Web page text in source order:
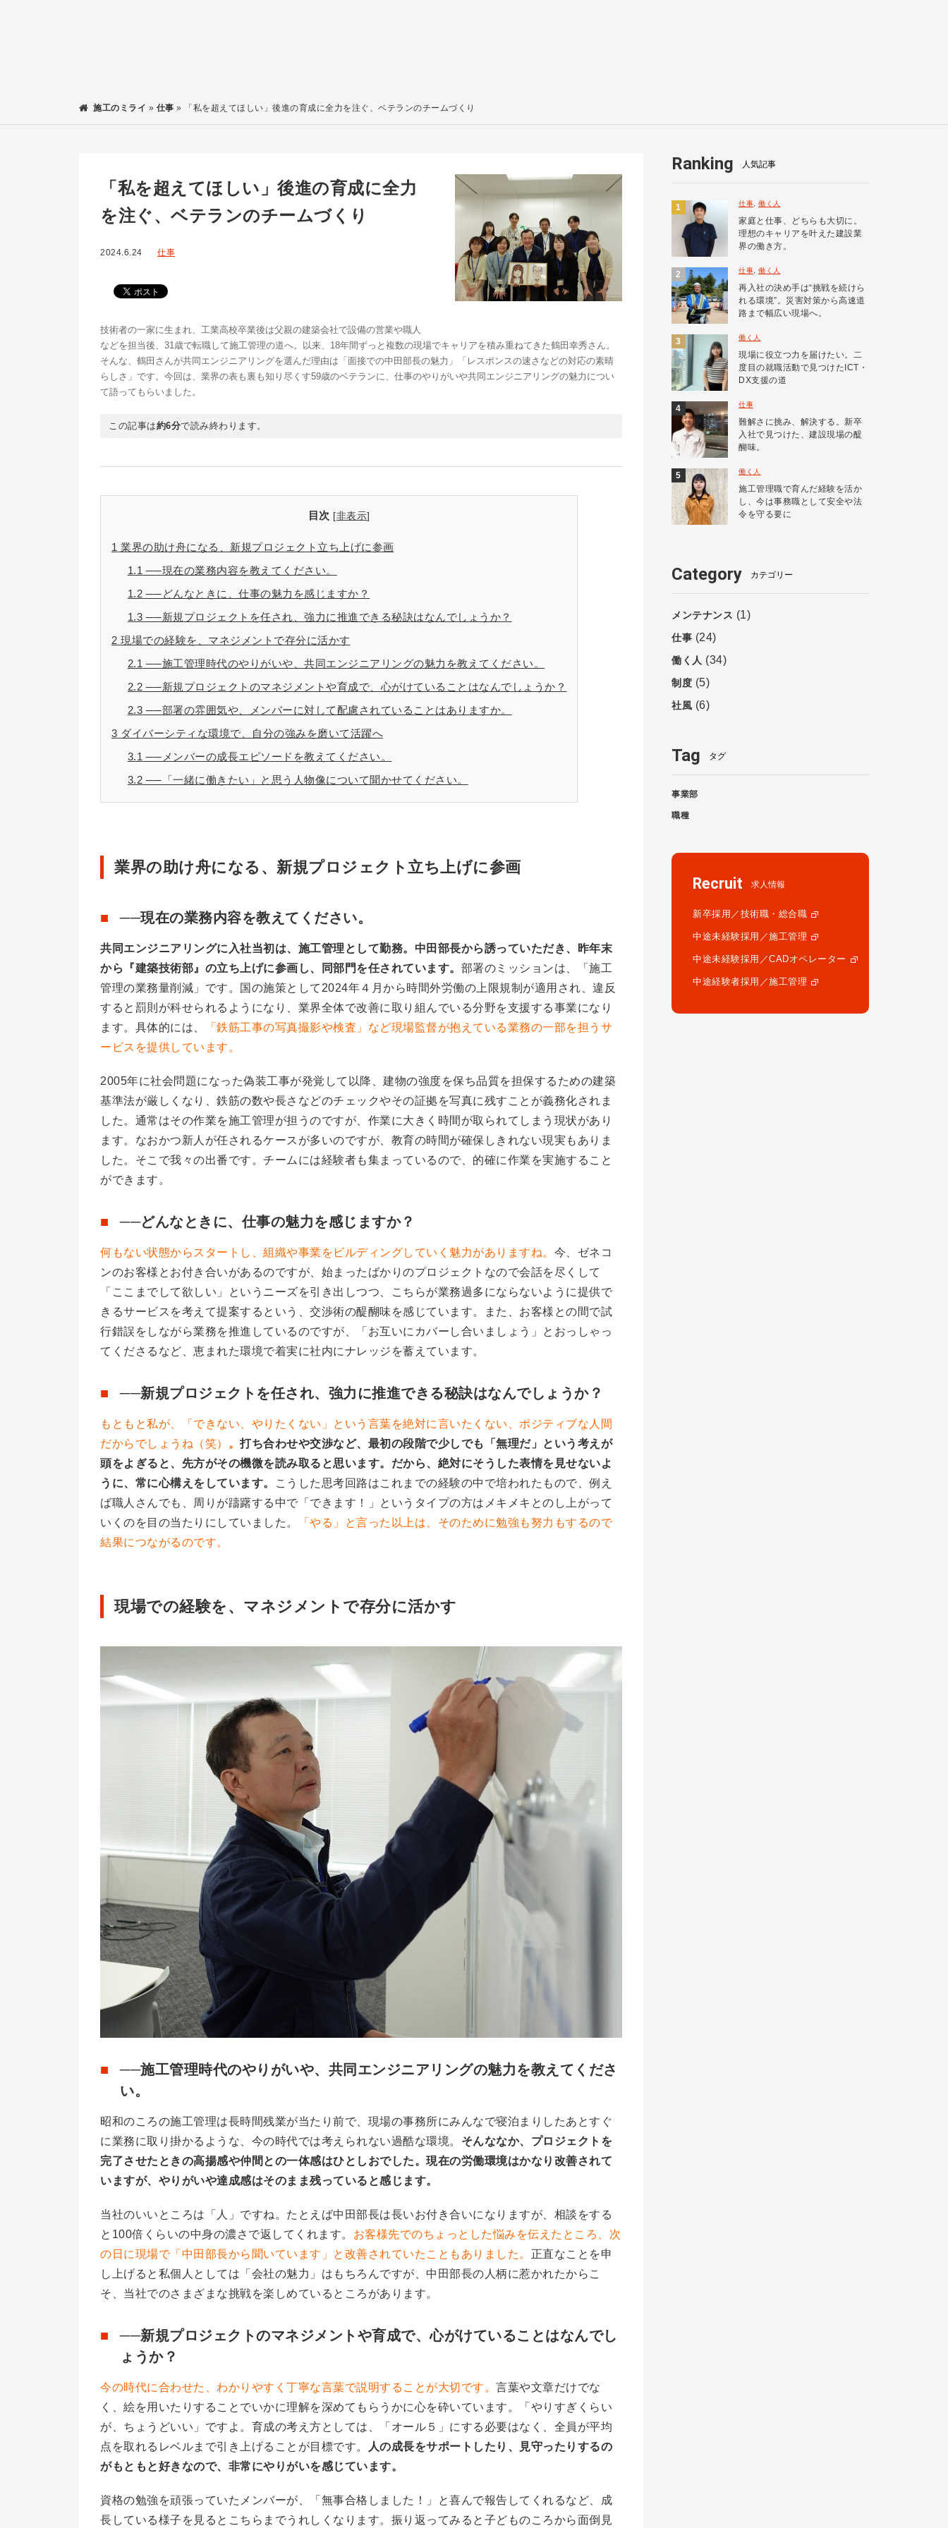
施工のミライ » 仕事 » 「私を超えてほしい」後進の育成に全力を注ぐ、ベテランのチームづくり
「私を超えてほしい」後進の育成に全力
を注ぐ、ベテランのチームづくり
2024.6.24 仕事
技術者の一家に生まれ、工業高校卒業後は父親の建築会社で設備の営業や職人
などを担当後、31歳で転職して施工管理の道へ。以来、18年間ずっと複数の現場でキャリアを積み重ねてきた鶴田幸秀さん。
そんな、鶴田さんが共同エンジニアリングを選んだ理由は「面接での中田部長の魅力」「レスポンスの速さなどの対応の素晴
らしさ」です。今回は、業界の表も裏も知り尽くす59歳のベテランに、仕事のやりがいや共同エンジニアリングの魅力につい
て語ってもらいました。
この記事は約6分で読み終わります。
目次 [非表示]
1 業界の助け舟になる、新規プロジェクト立ち上げに参画
1.1 ──現在の業務内容を教えてください。
1.2 ──どんなときに、仕事の魅力を感じますか？
1.3 ──新規プロジェクトを任され、強力に推進できる秘訣はなんでしょうか？
2 現場での経験を、マネジメントで存分に活かす
2.1 ──施工管理時代のやりがいや、共同エンジニアリングの魅力を教えてください。
2.2 ──新規プロジェクトのマネジメントや育成で、心がけていることはなんでしょうか？
2.3 ──部署の雰囲気や、メンバーに対して配慮されていることはありますか。
3 ダイバーシティな環境で、自分の強みを磨いて活躍へ
3.1 ──メンバーの成長エピソードを教えてください。
3.2 ──「一緒に働きたい」と思う人物像について聞かせてください。
業界の助け舟になる、新規プロジェクト立ち上げに参画
──現在の業務内容を教えてください。
共同エンジニアリングに入社当初は、施工管理として勤務。中田部長から誘っていただき、昨年末
から『建築技術部』の立ち上げに参画し、同部門を任されています。 部署のミッションは、「施工
管理の業務量削減」です。国の施策として2024年４月から時間外労働の上限規制が適用され、違反
すると罰則が科せられるようになり、業界全体で改善に取り組んでいる分野を支援する事業になり
ます。具体的には、
「鉄筋工事の写真撮影や検査」など現場監督が抱えている業務の一部を担うサ
ービスを提供しています。
2005年に社会問題になった偽装工事が発覚して以降、建物の強度を保ち品質を担保するための建築
基準法が厳しくなり、鉄筋の数や長さなどのチェックやその証拠を写真に残すことが義務化されま
した。通常はその作業を施工管理が担うのですが、作業に大きく時間が取られてしまう現状があり
ます。なおかつ新人が任されるケースが多いのですが、教育の時間が確保しきれない現実もありま
した。そこで我々の出番です。チームには経験者も集まっているので、的確に作業を実施すること
ができます。
──どんなときに、仕事の魅力を感じますか？
何もない状態からスタートし、組織や事業をビルディングしていく魅力がありますね。 今、ゼネコ
ンのお客様とお付き合いがあるのですが、始まったばかりのプロジェクトなので会話を尽くして
「ここまでして欲しい」というニーズを引き出しつつ、こちらが業務過多にならないように提供で
きるサービスを考えて提案するという、交渉術の醍醐味を感じています。また、お客様との間で試
行錯誤をしながら業務を推進しているのですが、「お互いにカバーし合いましょう」とおっしゃっ
てくださるなど、恵まれた環境で着実に社内にナレッジを蓄えています。
──新規プロジェクトを任され、強力に推進できる秘訣はなんでしょうか？
もともと私が、「できない、やりたくない」という言葉を絶対に言いたくない、ポジティブな人間
だからでしょうね（笑） 。 打ち合わせや交渉など、最初の段階で少しでも「無理だ」という考えが
頭をよぎると、先方がその機微を読み取ると思います。だから、絶対にそうした表情を見せないよ
うに、常に心構えをしています。
こうした思考回路はこれまでの経験の中で培われたもので、例え
ば職人さんでも、周りが躊躇する中で「できます！」というタイプの方はメキメキとのし上がって
いくのを目の当たりにしていました。
「やる」と言った以上は、そのために勉強も努力もするので
結果につながるのです。
現場での経験を、マネジメントで存分に活かす
──施工管理時代のやりがいや、共同エンジニアリングの魅力を教えてくださ
い。
昭和のころの施工管理は長時間残業が当たり前で、現場の事務所にみんなで寝泊まりしたあとすぐ
に業務に取り掛かるような、今の時代では考えられない過酷な環境。 そんななか、プロジェクトを
完了させたときの高揚感や仲間との一体感はひとしおでした。現在の労働環境はかなり改善されて
いますが、やりがいや達成感はそのまま残っていると感じます。
当社のいいところは「人」ですね。たとえば中田部長は長いお付き合いになりますが、相談をする
と100倍くらいの中身の濃さで返してくれます。 お客様先でのちょっとした悩みを伝えたところ、次
の日に現場で「中田部長から聞いています」と改善されていたこともありました。 正直なことを申
し上げると私個人としては「会社の魅力」はもちろんですが、中田部長の人柄に惹かれたからこ
そ、当社でのさまざまな挑戦を楽しめているところがあります。
──新規プロジェクトのマネジメントや育成で、心がけていることはなんでし
ょうか？
今の時代に合わせた、わかりやすく丁寧な言葉で説明することが大切です。 言葉や文章だけでな
く、絵を用いたりすることでいかに理解を深めてもらうかに心を砕いています。「やりすぎくらい
が、ちょうどいい」ですよ。育成の考え方としては、「オール５」にする必要はなく、全員が平均
点を取れるレベルまで引き上げることが目標です。
人の成長をサポートしたり、見守ったりするの
がもともと好きなので、非常にやりがいを感じています。
資格の勉強を頑張っていたメンバーが、「無事合格しました！」と喜んで報告してくれるなど、成
長している様子を見るとこちらまでうれしくなります。振り返ってみると子どものころから面倒見
Ranking 人気記事
仕事 働く人
家庭と仕事、どちらも大切に。
理想のキャリアを叶えた建設業
界の働き方。
仕事 働く人
再入社の決め手は“挑戦を続けら
れる環境”。災害対策から高速道
路まで幅広い現場へ。
働く人
現場に役立つ力を届けたい。二
度目の就職活動で見つけたICT・
DX支援の道
仕事
難解さに挑み、解決する。新卒
入社で見つけた、建設現場の醍
醐味。
働く人
施工管理職で育んだ経験を活か
し、今は事務職として安全や法
令を守る要に
Category カテゴリー
メンテナンス (1)
仕事 (24)
働く人 (34)
制度 (5)
社風 (6)
Tag タグ
事業部
職種
Recruit 求人情報
新卒採用／技術職・総合職
中途未経験採用／施工管理
中途未経験採用／CADオペレーター
中途経験者採用／施工管理